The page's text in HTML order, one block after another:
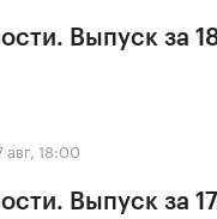
Выпуск за
авг, 18:00
Выпуск за